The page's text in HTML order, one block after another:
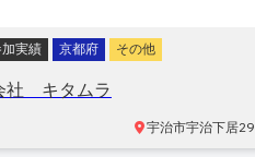
実績 京都府 その他
社 キタムラ
宇治市宇治下居29